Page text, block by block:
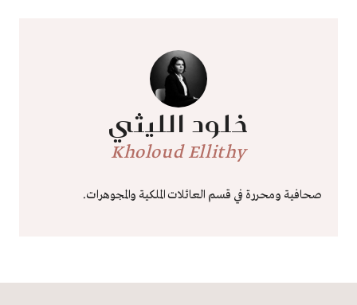
خلود الليثي
Kholoud Ellithy
صحافية ومحررة في قسم العائلات الملكية والمجوهرات.